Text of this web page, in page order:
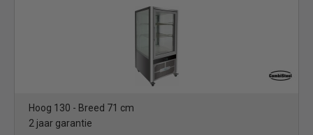
Hoog 130 - Breed 71 cm
2 jaar garantie